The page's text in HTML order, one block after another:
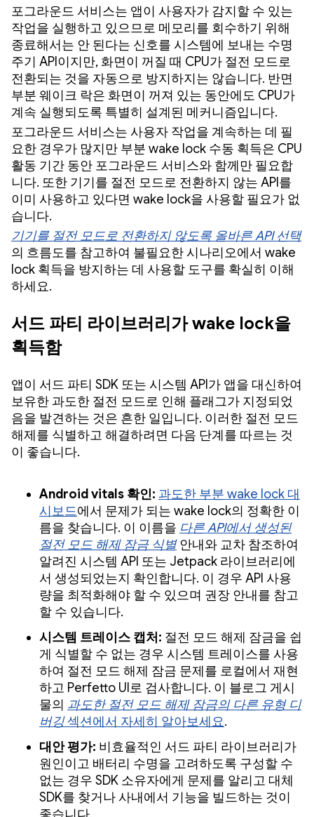
포그라운드 서비스는 앱이 사용자가 감지할 수 있는
작업을 실행하고 있으므로 메모리를 회수하기 위해
종료해서는 안 된다는 신호를 시스템에 보내는 수명
주기 API이지만, 화면이 꺼질 때 CPU가 절전 모드로
전환되는 것을 자동으로 방지하지는 않습니다. 반면
부분 웨이크 락은 화면이 꺼져 있는 동안에도 CPU가
계속 실행되도록 특별히 설계된 메커니즘입니다.
포그라운드 서비스는 사용자 작업을 계속하는 데 필
요한 경우가 많지만 부분 wake lock 수동 획득은 CPU
활동 기간 동안 포그라운드 서비스와 함께만 필요합
니다. 또한 기기를 절전 모드로 전환하지 않는 API를
이미 사용하고 있다면 wake lock을 사용할 필요가 없
습니다.
기기를 절전 모드로 전환하지 않도록 올바른 API 선택
의 흐름도를 참고하여 불필요한 시나리오에서 wake
lock 획득을 방지하는 데 사용할 도구를 확실히 이해
하세요.
서드 파티 라이브러리가 wake lock을
획득함
앱이 서드 파티 SDK 또는 시스템 API가 앱을 대신하여
보유한 과도한 절전 모드로 인해 플래그가 지정되었
음을 발견하는 것은 흔한 일입니다. 이러한 절전 모드
해제를 식별하고 해결하려면 다음 단계를 따르는 것
이 좋습니다.
Android vitals 확인: 과도한 부분 wake lock 대
시보드에서 문제가 되는 wake lock의 정확한 이
름을 찾습니다. 이 이름을 다른 API에서 생성된
절전 모드 해제 잠금 식별안내와 교차 참조하여
알려진 시스템 API 또는 Jetpack 라이브러리에
서 생성되었는지 확인합니다. 이 경우 API 사용
량을 최적화해야 할 수 있으며 권장 안내를 참고
할 수 있습니다.
시스템 트레이스 캡처: 절전 모드 해제 잠금을 쉽
게 식별할 수 없는 경우 시스템 트레이스를 사용
하여 절전 모드 해제 잠금 문제를 로컬에서 재현
하고 Perfetto UI로 검사합니다. 이 블로그 게시
물의 과도한 절전 모드 해제 잠금의 다른 유형 디
버깅섹션에서 자세히 알아보세요.
대안 평가: 비효율적인 서드 파티 라이브러리가
원인이고 배터리 수명을 고려하도록 구성할 수
없는 경우 SDK 소유자에게 문제를 알리고 대체
SDK를 찾거나 사내에서 기능을 빌드하는 것이